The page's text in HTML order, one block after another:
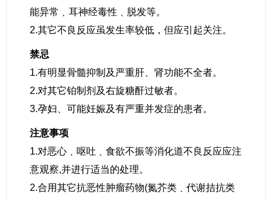
能异常﹑耳神经毒性﹑脱发等。
2.其它不良反应虽发生率较低，但应引起关注。
禁忌
1.有明显骨髓抑制及严重肝、肾功能不全者。
2.对其它铂制剂及右旋糖酐过敏者。
3.孕妇、可能妊娠及有严重并发症的患者。
注意事项
1.对恶心﹑呕吐﹑食欲不振等消化道不良反应应注
意观察,并进行适当的处理。
2.合用其它抗恶性肿瘤药物(氮芥类﹑代谢拮抗类